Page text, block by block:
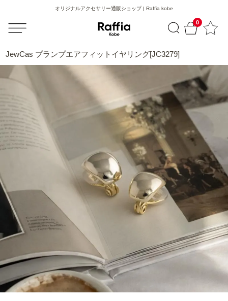
0
オリジナルアクセサリー通販ショップ | Raffia kobe
JewCas プランプエアフィットイヤリング[JC3279]